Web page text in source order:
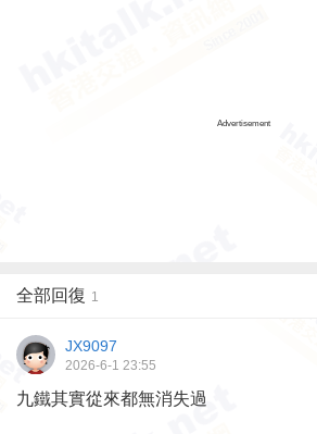
Advertisement
全部回復 1
JX9097
2026-6-1 23:55
九鐵其實從來都無消失過